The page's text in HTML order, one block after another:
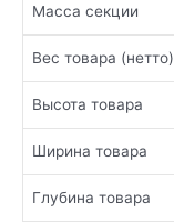
Масса секции
Вес товара (нетто)
Высота товара
Ширина товара
Глубина товара